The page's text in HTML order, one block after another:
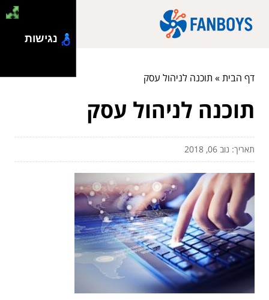
דף הבית» תוכנה לניהול עסק
תוכנה לניהול עסק
תאריך: נוב 06, 2018
נגישות